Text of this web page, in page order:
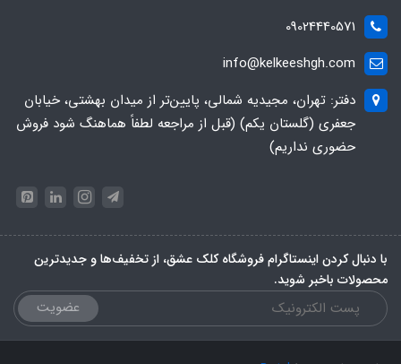
09024440571
info@kelkeeshgh.com
دفتر: تهران، مجیدیه شمالی، پایین‌تر از میدان بهشتی، خیابان
جعفری (گلستان یکم) (قبل از مراجعه لطفاً هماهنگ شود فروش
حضوری نداریم)
با دنبال کردن اینستاگرام فروشگاه کلک عشق، از تخفیف‌ها و جدیدترین‌
محصولات باخبر شوید.
عضویت